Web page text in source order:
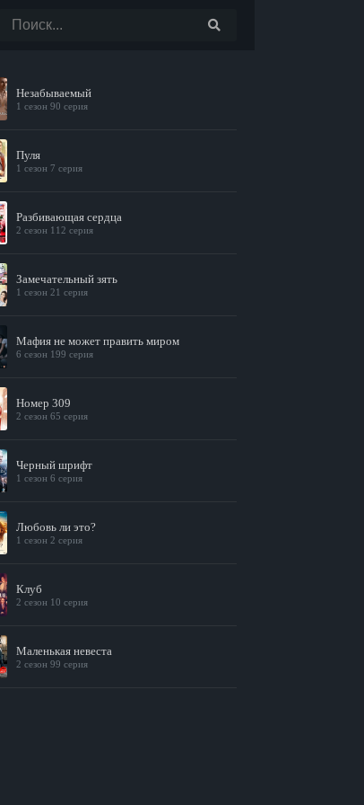
Незабываемый
1 сезон 90 серия
Пуля
1 сезон 7 серия
Разбивающая сердца
2 сезон 112 серия
Замечательный зять
1 сезон 21 серия
Мафия не может править миром
6 сезон 199 серия
Номер 309
2 сезон 65 серия
Черный шрифт
1 сезон 6 серия
Любовь ли это?
1 сезон 2 серия
Клуб
2 сезон 10 серия
Маленькая невеста
2 сезон 99 серия